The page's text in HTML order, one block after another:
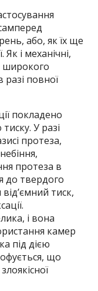
або, як їх ще
і механічні,
широкого
разі повної
покладено
У разі
протеза,
протеза в
до твердого
тиск,
і вона
камер
під дією
що